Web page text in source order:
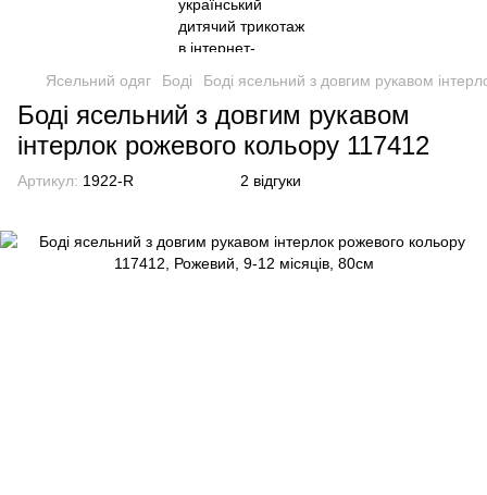
Ясельний одяг Боді Боді ясельний з довгим рукавом
Боді ясельний з довгим рукавом
інтерлок рожевого кольору 117412
Артикул: 1922-R 2 відгуки